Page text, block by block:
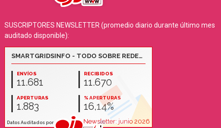
SUSCRIPTORES NEWSLETTER (promedio diario durante último mes
auditado disponible):